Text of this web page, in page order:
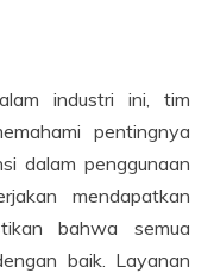
industri ini, tim
pentingnya
dalam penggunaan
mendapatkan
bahwa semua
baik. Layanan